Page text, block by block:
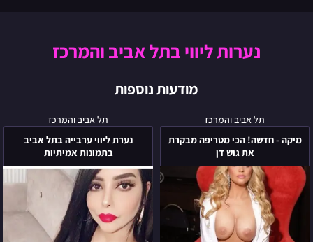
נערות ליווי בתל אביב והמרכז
מודעות נוספות
תל אביב והמרכז
מיקה - חדשה! הכי מטריפה מבקרת
את גוש דן
מיקה
-
חדשה!
הכי
מטריפה
מבקרת
את
גוש
תל אביב והמרכז
נערת ליווי ערבייה בתל אביב
בתמונות אמיתיות
נערת
ליווי
ערבייה
בתל
אביב
בתמונות
אמיתיות